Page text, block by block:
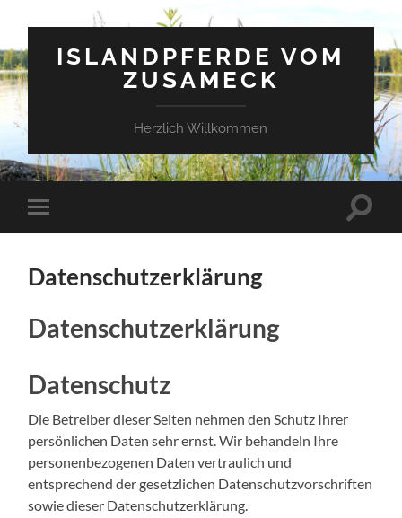
ISLANDPFERDE VOM
ZUSAMECK
Herzlich Willkommen
Mobile-
Menü
Datenschutzerklärung
Datenschutzerklärung
Datenschutz
Die Betreiber dieser Seiten nehmen den Schutz Ihrer
persönlichen Daten sehr ernst. Wir behandeln Ihre
personenbezogenen Daten vertraulich und
entsprechend der gesetzlichen Datenschutzvorschriften
sowie dieser Datenschutzerklärung.